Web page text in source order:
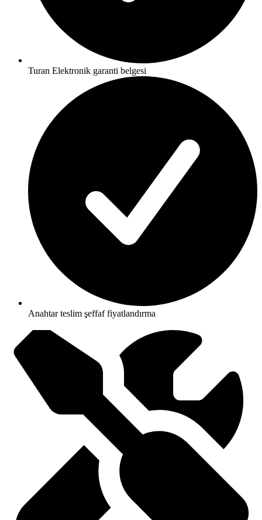
Turan Elektronik garanti belgesi
Anahtar teslim şeffaf fiyatlandırma